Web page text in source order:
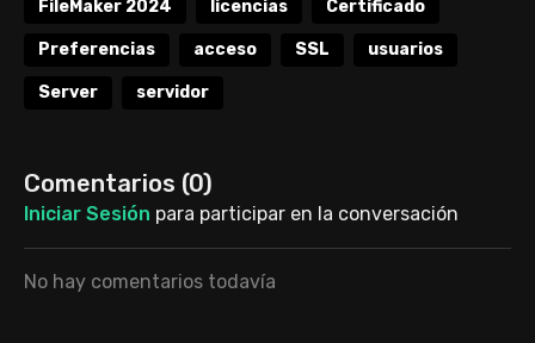
CONTENIDO
01:34Descarga de la licencia
03:08Especificaciones de FileMaker Server
05:17Antes de instalar
05:29El servidor
FileMaker 2024 licencias Certificado
Preferencias acceso SSL usuarios
Server servidor
Comentarios (0)
Iniciar Sesión para participar en la conversación
No hay comentarios todavía